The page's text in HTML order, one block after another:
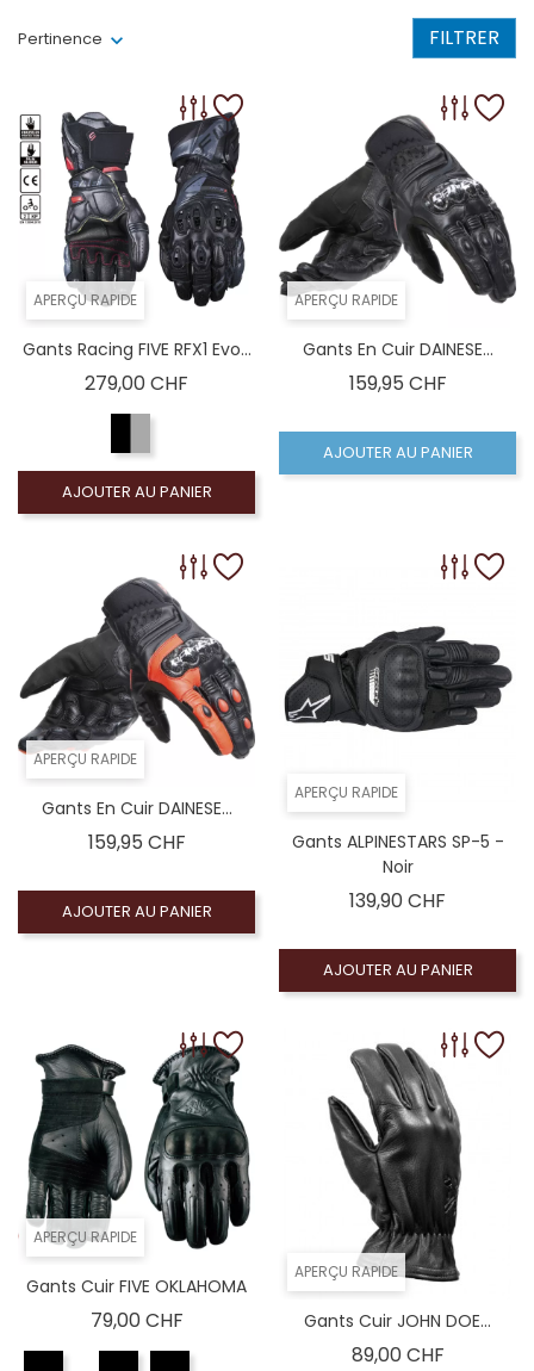
Pertinence FILTRER
APERÇU RAPIDE
Gants Racing FIVE RFX1 Evo...
279,00 CHF
AJOUTER AU PANIER
APERÇU RAPIDE
Gants En Cuir DAINESE...
159,95 CHFPrix
AJOUTER AU PANIER
APERÇU RAPIDE
Gants En Cuir DAINESE...
159,95 CHFPrix
AJOUTER AU PANIER
APERÇU RAPIDE
Gants ALPINESTARS SP-5 -
Noir
139,90 CHF
AJOUTER AU PANIER
APERÇU RAPIDE
Gants Cuir FIVE OKLAHOMA
79,00 CHFPrix
APERÇU RAPIDE
Gants Cuir JOHN DOE...
89,00 CHFPrix